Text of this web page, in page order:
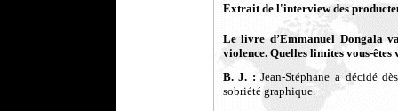
Extrait de l'interview des
Le livre d’Emmanuel Dongala
violence. Quelles limites vous-êtes
B. J. :Jean-Stéphane a décidé
sobriété graphique.